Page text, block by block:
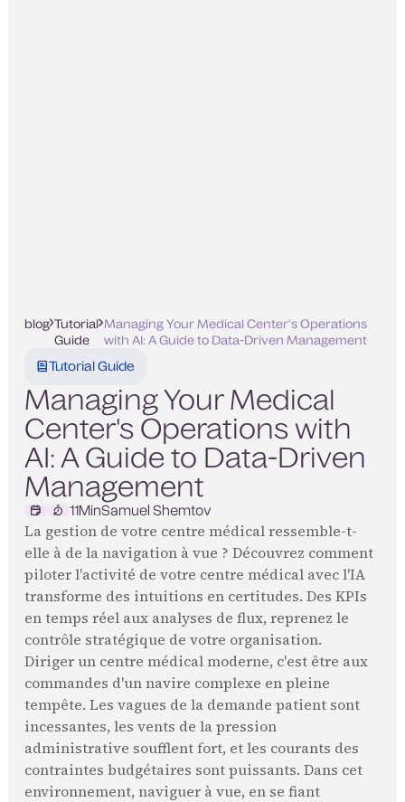
blog Tutorial
Guide
Managing Your Medical Center's Operations
with AI: A Guide to Data-Driven Management
Tutorial Guide
Managing Your Medical
Center's Operations with
AI: A Guide to Data-Driven
Management
11MinSamuel Shemtov
La gestion de votre centre médical ressemble-t-
elle à de la navigation à vue ? Découvrez comment
piloter l'activité de votre centre médical avec l'IA
transforme des intuitions en certitudes. Des KPIs
en temps réel aux analyses de flux, reprenez le
contrôle stratégique de votre organisation.
Diriger un centre médical moderne, c'est être aux
commandes d'un navire complexe en pleine
tempête. Les vagues de la demande patient sont
incessantes, les vents de la pression
administrative soufflent fort, et les courants des
contraintes budgétaires sont puissants. Dans cet
environnement, naviguer à vue, en se fiant